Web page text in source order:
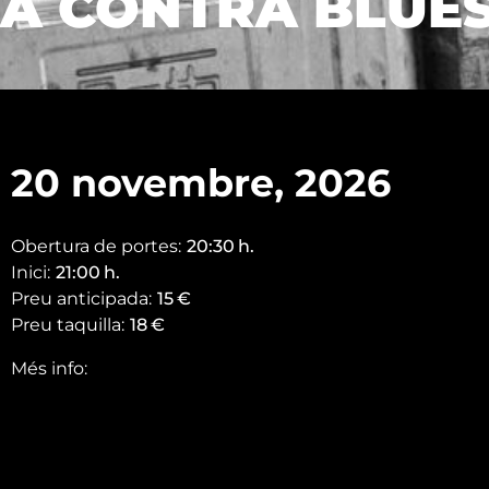
20 novembre, 2026
Obertura de portes: 20:30 h.
Inici: 21:00 h.
Preu anticipada: 15€
Preu taquilla: 18€
Més info: